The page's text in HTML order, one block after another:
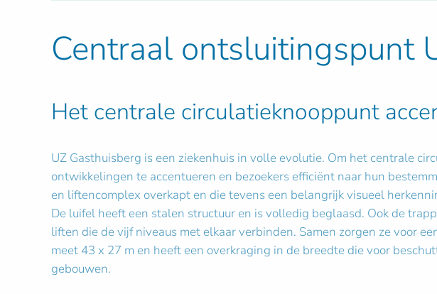
Centraal ontsluitingspunt
Het centrale circulatieknooppunt
UZ Gasthuisberg is een ziekenhuis in volle evolutie. Om het centrale
ontwikkelingen te accentueren en bezoekers efficiënt naar hun
en liftencomplex overkapt en die tevens een belangrijk visueel
De luifel heeft een stalen structuur en is volledig beglaasd. Ook de
liften die de vijf niveaus met elkaar verbinden. Samen zorgen ze voor
meet 43 x 27 m en heeft een overkraging in de breedte die voor
gebouwen.